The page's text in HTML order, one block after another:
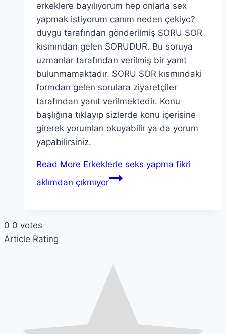
erkeklere bayılıyorum hep onlarla sex
yapmak istiyorum canım neden çekiyo?
duygu tarafından gönderilmiş SORU SOR
kısmından gelen SORUDUR. Bu soruya
uzmanlar tarafından verilmiş bir yanıt
bulunmamaktadır. SORU SOR kısmındaki
formdan gelen sorulara ziyaretçiler
tarafından yanıt verilmektedir. Konu
başlığına tıklayıp sizlerde konu içerisine
girerek yorumları okuyabilir ya da yorum
yapabilirsiniz.
Read More Erkeklerle seks yapma fikri
aklımdan çıkmıyor
0 0 votes
Article Rating